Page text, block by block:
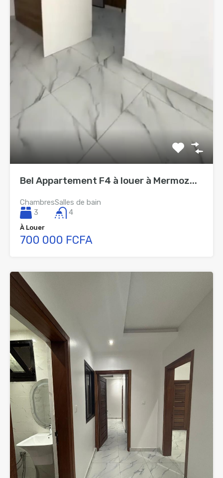
Bel Appartement F4 à louer à Mermoz...
Chambres
3
Salles de bain
4
À Louer
700 000 FCFA